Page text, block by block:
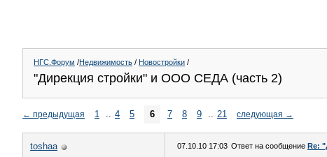
НГС.Форум /Недвижимость / Новостройки /
"Дирекция стройки" и ООО СЕДА (часть 2)
← предыдущая 1 .. 4 5 6 7 8 9 .. 21 следующая →
toshaa 07.10.10 17:03 Ответ на сообщение Re: